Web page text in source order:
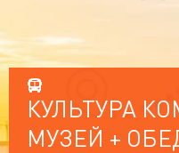
КУЛЬТУРА
МУЗЕЙ +